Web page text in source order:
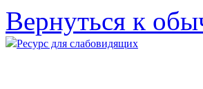
Вернуться к
Ресурс для слабовидящих